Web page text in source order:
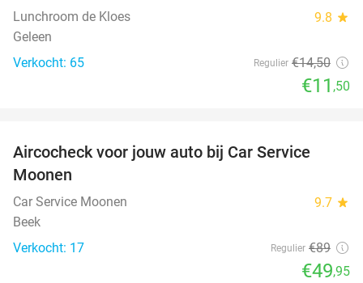
Lunchroom de Kloes 9.8 star
Geleen
Verkocht: 65
Regulier €14,50
€11 ,50
Aircocheck voor jouw auto bij Car Service
Moonen
Car Service Moonen 9.7 star
Beek
Verkocht: 17
Regulier €89
€49,95